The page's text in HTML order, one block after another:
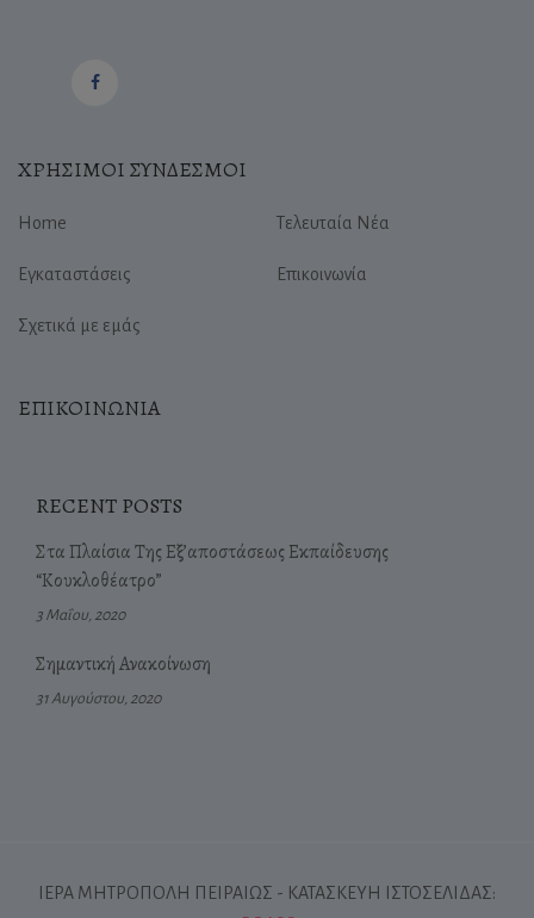
ΧΡΗΣΙΜΟΙ ΣΥΝΔΕΣΜΟΙ
Home
Εγκαταστάσεις
Σχετικά με εμάς
Τελευταία Νέα
Επικοινωνία
ΕΠΙΚΟΙΝΩΝΙΑ
RECENT POSTS
Στα Πλαίσια Της Εξ’αποστάσεως Εκπαίδευσης
“Κουκλοθέατρο”
3 Μαΐου, 2020
Σημαντική Ανακοίνωση
31 Αυγούστου, 2020
ΙΕΡΑ ΜΗΤΡΟΠΟΛΗ ΠΕΙΡΑΙΩΣ - ΚΑΤΑΣΚΕΥΗ ΙΣΤΟΣΕΛΙΔΑΣ: